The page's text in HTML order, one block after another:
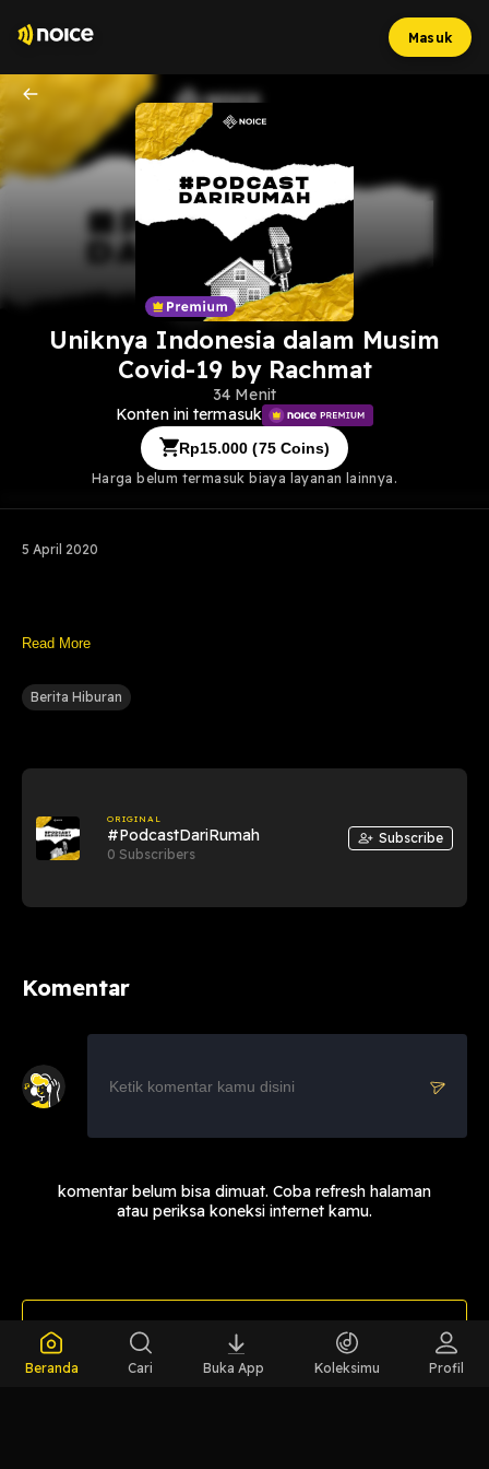
Masuk
Uniknya Indonesia dalam Musim
Covid-19 by Rachmat
34 Menit
Konten ini termasuk
Rp15.000 (75Coins)
Harga belum termasuk biaya layanan lainnya.
5 April 2020
Read More
Berita Hiburan
ORIGINAL
#PodcastDariRumah
0 Subscribers
Subscribe
Komentar
komentar belum bisa dimuat. Coba refresh halaman
atau periksa koneksi internet kamu.
LIHAT EPISODE LAIN
Beranda
Cari Buka App Koleksimu Profil